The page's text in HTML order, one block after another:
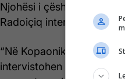
Njohësi i çështjeve
Radoiçiq interviston
“Në Kopaonik është
intervistohen njerëz nga